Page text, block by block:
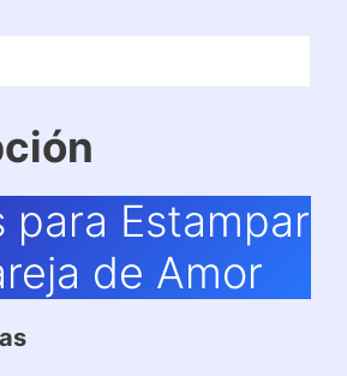
para Estampar
de Amor